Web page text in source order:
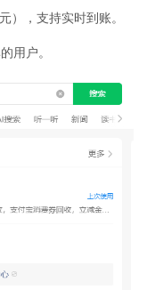
，支持实时到账。
用户。